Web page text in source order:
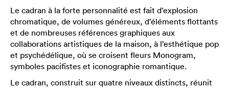
Le cadran à la forte personnalité est fait d’explosion
chromatique, de volumes généreux, d’éléments flottants
et de nombreuses références graphiques aux
collaborations artistiques de la maison, à l’esthétique pop
et psychédélique, où se croisent fleurs Monogram,
symboles pacifistes et iconographie romantique.
Le cadran, construit sur quatre niveaux distincts, réunit